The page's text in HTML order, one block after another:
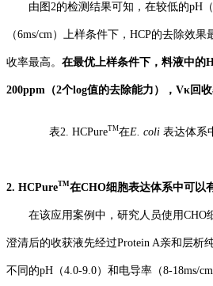
由 图2的检测结果可知，在较低的pH
（6ms/cm）上样条件下，HCP的去除效果
收率最高。 在最优上样条件下，料液中的
200ppm （2个log值的去除能力） ，Vκ回
表2. HCPureTM在E. coli 表达体系
2. HCPureTM在CHO细胞表达体系中可以
在该应用案例中，研究人员使用CHO
澄清后的收获液先经过Protein A亲和层析
不同的pH（4.0-9.0）和电导率（8-18ms/cm